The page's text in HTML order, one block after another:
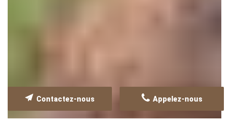
Appelez-nous
Contactez-nous